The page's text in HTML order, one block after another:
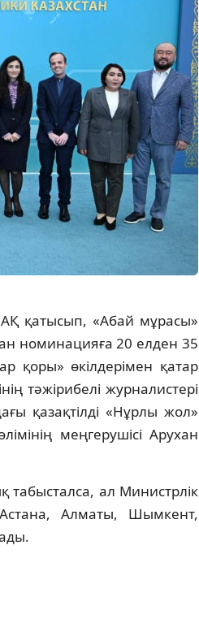
қатысып, «Абай мұрасы»
номинацияға 20 елден 35
қоры» өкілдерімен қатар
тәжірибелі журналистері
қазақтілді «Нұрлы жол»
меңгерушісі Арухан
ал Министрлік
Алматы, Шымкент,